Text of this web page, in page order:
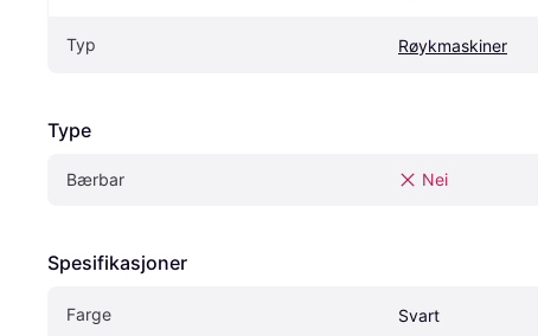
Typ Røykmaskiner
Type
Bærbar Nei
Spesifikasjoner
Farge Svart